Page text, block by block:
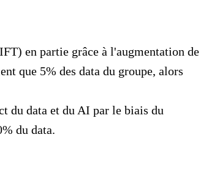
en partie grâce à l'augmentation de
que 5% des data du groupe, alors
du data et du AI par le biais du
du data.